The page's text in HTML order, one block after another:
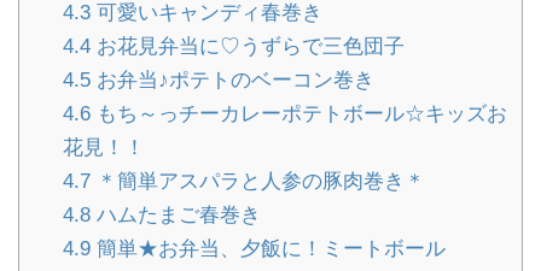
4.3可愛いキャンディ春巻き
4.4お花見弁当に♡うずらで三色団子
4.5お弁当♪ポテトのベーコン巻き
4.6もち～っチーカレーポテトボール☆キッズお
花見！！
4.7＊簡単アスパラと人参の豚肉巻き＊
4.8ハムたまご春巻き
4.9簡単★お弁当、夕飯に！ミートボール